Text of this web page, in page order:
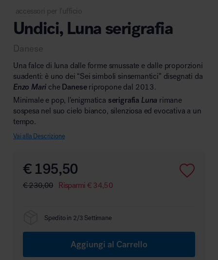
Area lounge e attesa
Area outdoor
Area hospitality
accessori per l'ufficio
Undici, Luna serigrafia
Danese
Una falce di luna dalle forme smussate e dalle proporzioni
suadenti: è uno dei “Sei simboli sinsemantici” disegnati da
Enzo Mari che Daneseripropone dal 2013.
Minimale e pop, l’enigmatica serigrafia Luna rimane
sospesa nel suo cielo bianco, silenziosa ed evocativa a un
tempo.
Vai alla Descrizione
€195,50
€230,00 Risparmi € 34,50
Spedito in 2/3 Settimane
Aggiungi al Carrello